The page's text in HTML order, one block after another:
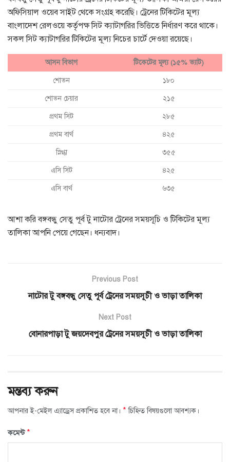
অফিসিয়াল ওয়েব সাইট থেকে সংগ্রহ করেছি। ট্রেনের টিকিটের মূল্য
বাংলাদেশ রেলওয়ে কর্তৃপক্ষ সিট ক্যাটাগরির ভিত্তিতে নির্ধারণ করে থাকে।
সকল সিট ক্যাটাগরির টিকিটের মূল্য নিচের চার্টে দেওয়া রয়েছে।
আসন বিভাগ টিকেটের মূল্য (১৫% ভ্যাট)
শোভন ১৮০
শোভন চেয়ার ২১৫
প্রথম সিট ২৮৫
প্রথম বার্থ ৪২৫
স্নিগ্ধা ৩৫৫
এসি সিট ৪২৫
এসি বার্থ ৬৩৫
আশা করি বঙ্গবন্ধু সেতু পূর্ব টু নাটোর ট্রেনের সময়সূচি ও টিকিটের মূল্য
তালিকা আপনি পেয়ে গেছেন। ধন্যবাদ।
Previous Post
নাটোর টু বঙ্গবন্ধু সেতু পূর্ব ট্রেনের সময়সূচী ও ভাড়া তালিকা
Next Post
বোনারপাড়া টু জয়দেবপুর ট্রেনের সময়সূচী ও ভাড়া তালিকা
মন্তব্য করুন
আপনার ই-মেইল এ্যাড্রেস প্রকাশিত হবে না। * চিহ্নিত বিষয়গুলো আবশ্যক।
কমেন্ট*